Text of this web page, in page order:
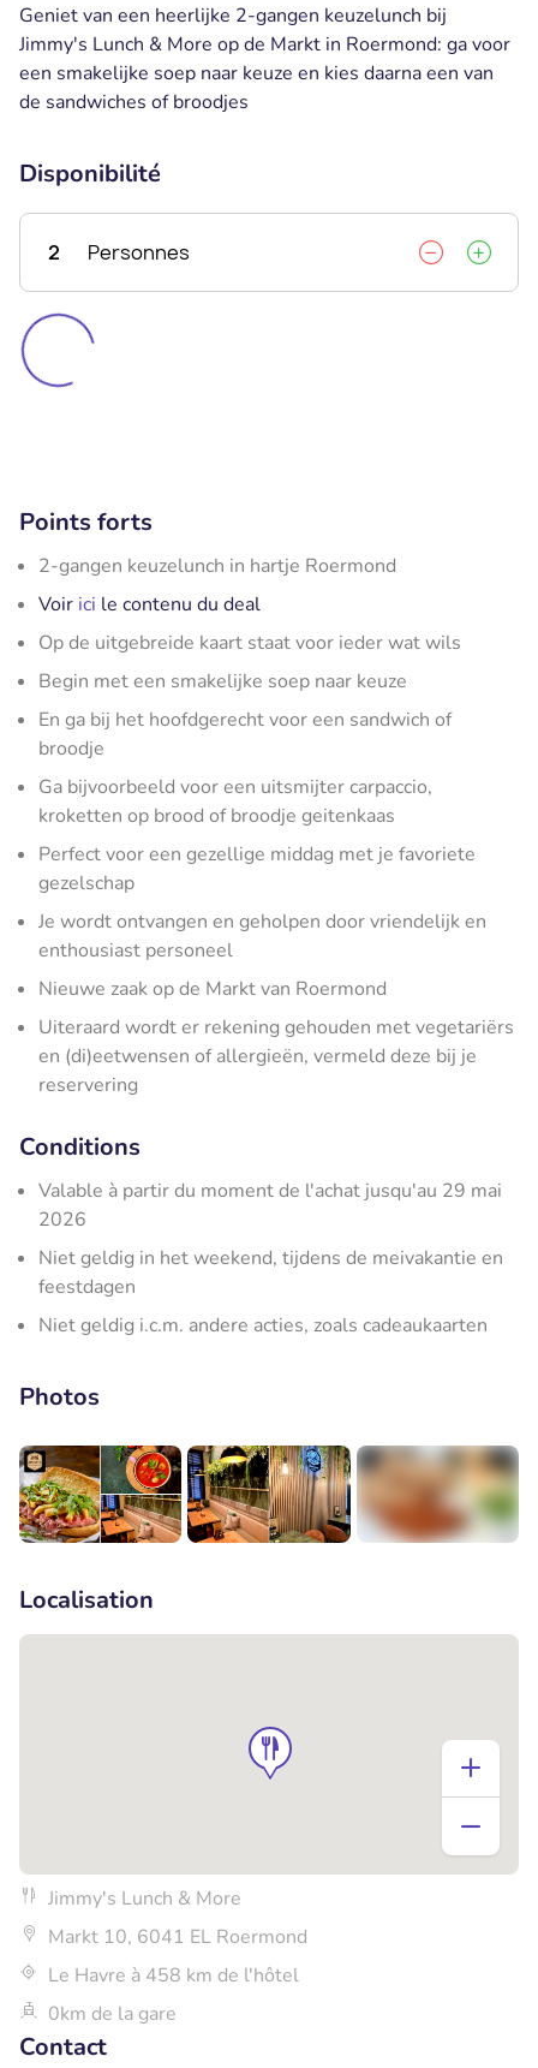
Geniet van een heerlijke 2-gangen keuzelunch bij
Jimmy's Lunch & More op de Markt in Roermond: ga voor
een smakelijke soep naar keuze en kies daarna een van
de sandwiches of broodjes
Disponibilité
2 Personnes
Points forts
2-gangen keuzelunch in hartje Roermond
Voir ici le contenu du deal
Op de uitgebreide kaart staat voor ieder wat wils
Begin met een smakelijke soep naar keuze
En ga bij het hoofdgerecht voor een sandwich of
broodje
Ga bijvoorbeeld voor een uitsmijter carpaccio,
kroketten op brood of broodje geitenkaas
Perfect voor een gezellige middag met je favoriete
gezelschap
Je wordt ontvangen en geholpen door vriendelijk en
enthousiast personeel
Nieuwe zaak op de Markt van Roermond
Uiteraard wordt er rekening gehouden met vegetariërs
en (di)eetwensen of allergieën, vermeld deze bij je
reservering
Conditions
Valable à partir du moment de l'achat jusqu'au 29 mai
2026
Niet geldig in het weekend, tijdens de meivakantie en
feestdagen
Niet geldig i.c.m. andere acties, zoals cadeaukaarten
Photos
Localisation
Jimmy's Lunch & More
Markt 10, 6041 EL Roermond
Le Havre à 458 km de l'hôtel
0km de la gare
Contact